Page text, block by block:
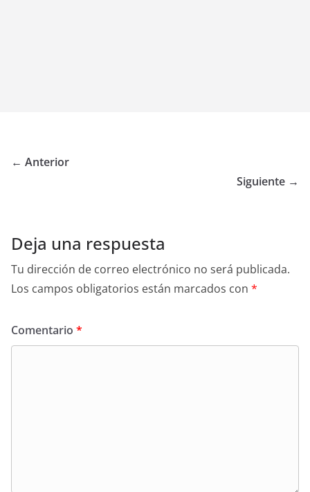
← Anterior
Siguiente →
Deja una respuesta
Tu dirección de correo electrónico no será publicada.
Los campos obligatorios están marcados con *
Comentario *